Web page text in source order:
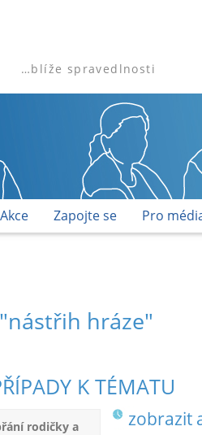
…blíže spravedlnosti
Akce Zapojte se Pro
hráze"
K TÉMATU
rodičky a
zobrazit